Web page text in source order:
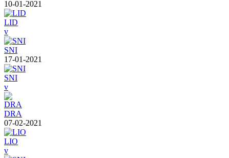
10-01-2021
LID
v
SNI
17-01-2021
SNI
v
DRA
07-02-2021
LIO
v